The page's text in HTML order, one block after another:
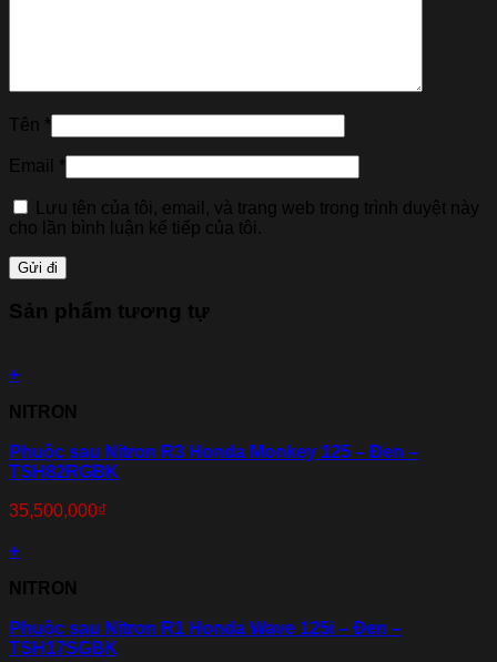
Tên *
Email *
Lưu tên của tôi, email, và trang web trong trình duyệt này
cho lần bình luận kế tiếp của tôi.
Sản phẩm tương tự
+
NITRON
Phuộc sau Nitron R3 Honda Monkey 125 – Đen –
TSH82RGBK
35,500,000₫
+
NITRON
Phuộc sau Nitron R1 Honda Wave 125i – Đen –
TSH17SGBK